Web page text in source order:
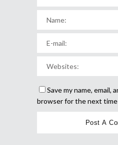
Save my name, email,
browser for the next